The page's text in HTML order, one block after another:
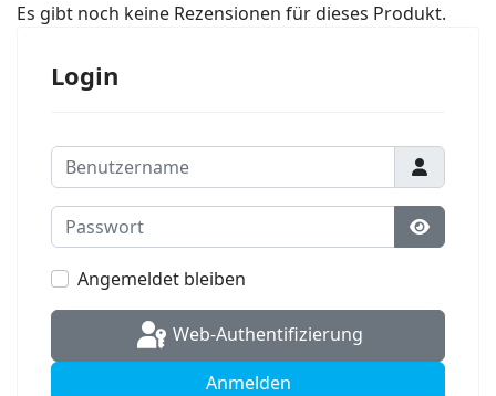
Es gibt noch keine Rezensionen für dieses Produkt.
Login
Benutzername
Passwort
Angemeldet bleiben
Web-Authentifizierung
Anmelden